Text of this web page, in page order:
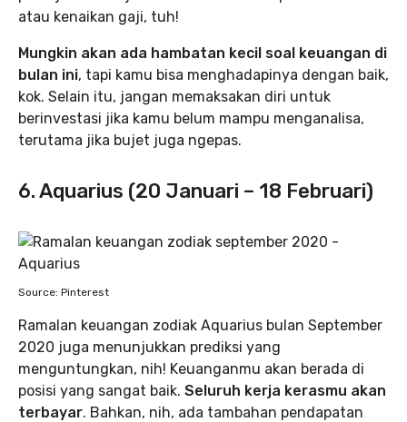
atau kenaikan gaji, tuh!
Mungkin akan ada hambatan kecil soal keuangan di
bulan ini, tapi kamu bisa menghadapinya dengan baik,
kok. Selain itu, jangan memaksakan diri untuk
berinvestasi jika kamu belum mampu menganalisa,
terutama jika bujet juga ngepas.
6. Aquarius (20 Januari – 18 Februari)
Source: Pinterest
Ramalan keuangan zodiak Aquarius bulan September
2020 juga menunjukkan prediksi yang
menguntungkan, nih! Keuanganmu akan berada di
posisi yang sangat baik. Seluruh kerja kerasmu akan
terbayar. Bahkan, nih, ada tambahan pendapatan